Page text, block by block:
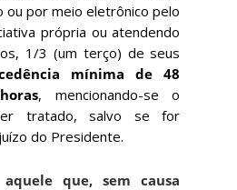
ou por meio eletrônico pelo
própria ou atendendo
1/3 (um terço) de seus
mínima de 48
, mencionando-se o
tratado, salvo se for
do Presidente.
que, sem causa